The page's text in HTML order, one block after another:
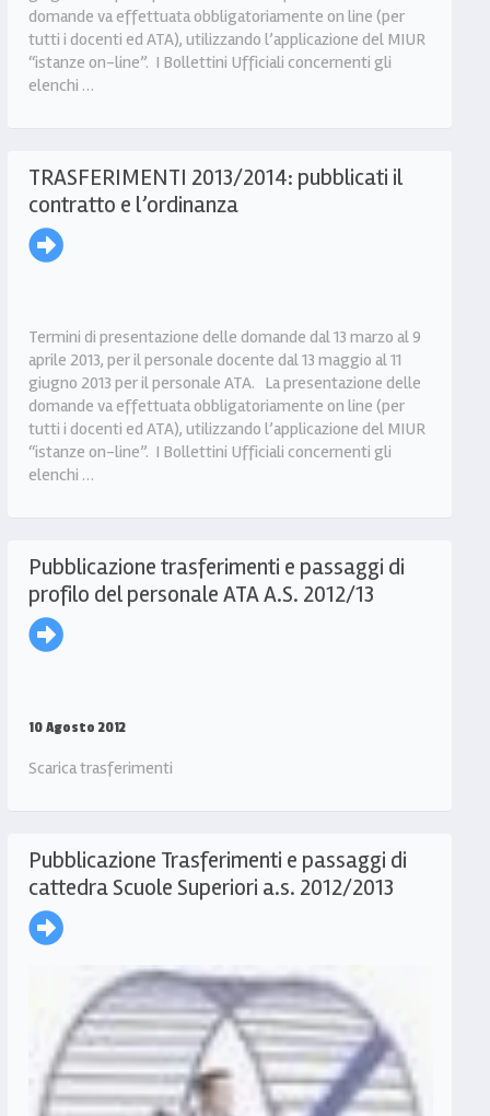
domande va effettuata obbligatoriamente on line (per
tutti i docenti ed ATA), utilizzando l’applicazione del MIUR
“istanze on-line”. I Bollettini Ufficiali concernenti gli
elenchi …
TRASFERIMENTI 2013/2014: pubblicati il
contratto e l’ordinanza
Termini di presentazione delle domande dal 13 marzo al 9
aprile 2013, per il personale docente dal 13 maggio al 11
giugno 2013 per il personale ATA. La presentazione delle
domande va effettuata obbligatoriamente on line (per
tutti i docenti ed ATA), utilizzando l’applicazione del MIUR
“istanze on-line”. I Bollettini Ufficiali concernenti gli
elenchi …
Pubblicazione trasferimenti e passaggi di
profilo del personale ATA A.S. 2012/13
10 Agosto 2012
Scarica trasferimenti
Pubblicazione Trasferimenti e passaggi di
cattedra Scuole Superiori a.s. 2012/2013